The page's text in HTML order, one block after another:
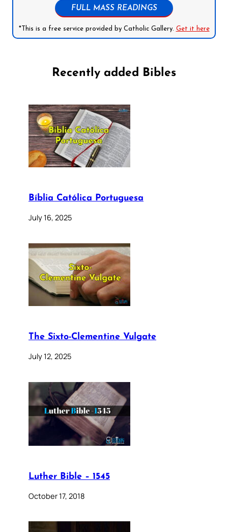
FULL MASS READINGS
*This is a free service provided by Catholic Gallery. Get it here
Recently added Bibles
Bíblia Católica Portuguesa
July 16, 2025
The Sixto-Clementine Vulgate
July 12, 2025
Luther Bible – 1545
October 17, 2018